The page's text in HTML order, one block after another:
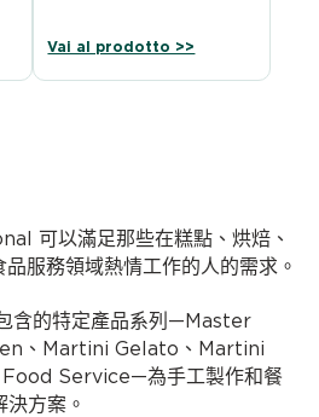
Vai al prodotto >>
可以滿足那些在糕點、烘焙、
服務領域熱情工作的人的需求。
的特定產品系列—Master
、Martini Gelato、Martini
Service—為手工製作和餐
方案。